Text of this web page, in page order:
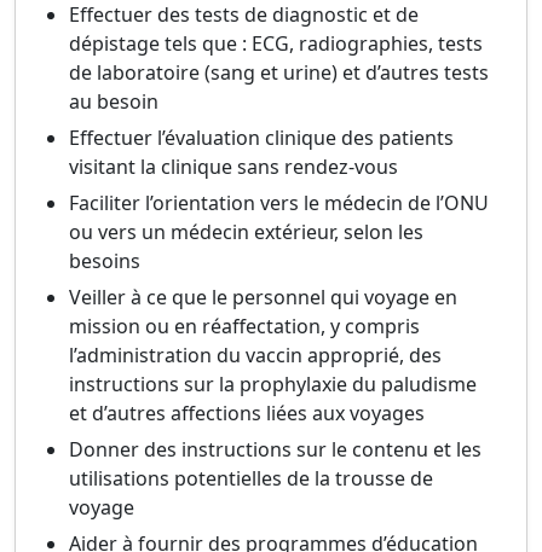
Effectuer des tests de diagnostic et de
dépistage tels que : ECG, radiographies, tests
de laboratoire (sang et urine) et d’autres tests
au besoin
Effectuer l’évaluation clinique des patients
visitant la clinique sans rendez-vous
Faciliter l’orientation vers le médecin de l’ONU
ou vers un médecin extérieur, selon les
besoins
Veiller à ce que le personnel qui voyage en
mission ou en réaffectation, y compris
l’administration du vaccin approprié, des
instructions sur la prophylaxie du paludisme
et d’autres affections liées aux voyages
Donner des instructions sur le contenu et les
utilisations potentielles de la trousse de
voyage
Aider à fournir des programmes d’éducation